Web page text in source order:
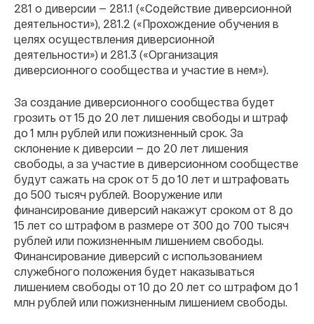
281 о диверсии — 281.1 («Содействие диверсионной
деятельности»), 281.2 («Прохождение обучения в
целях осуществления диверсионной
деятельности») и 281.3 («Организация
диверсионного сообщества и участие в нем»).
За создание диверсионного сообщества будет
грозить от 15 до 20 лет лишения свободы и штраф
до 1 млн рублей или пожизненный срок. За
склонение к диверсии — до 20 лет лишения
свободы, а за участие в диверсионном сообществе
будут сажать на срок от 5 до 10 лет и штрафовать
до 500 тысяч рублей. Вооружение или
финансирование диверсий накажут сроком от 8 до
15 лет со штрафом в размере от 300 до 700 тысяч
рублей или пожизненным лишением свободы.
Финансирование диверсий с использованием
служебного положения будет наказываться
лишением свободы от 10 до 20 лет со штрафом до 1
млн рублей или пожизненным лишением свободы.